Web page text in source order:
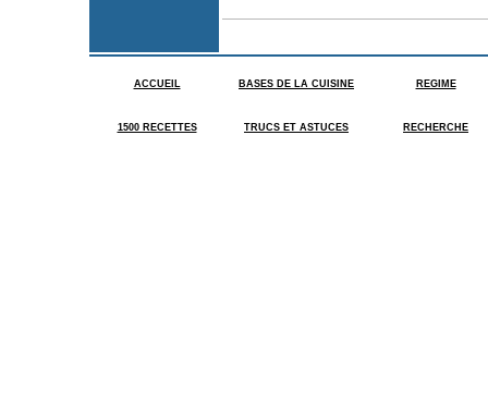
ACCUEIL BASES DE LA CUISINE REGIME
1500 RECETTES TRUCS ET ASTUCES RECHERCHE